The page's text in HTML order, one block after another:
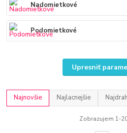
Nadomietkové
Podomietkové
Upresniť
Najnovšie Najlacnejšie
Zobrazujem 1-